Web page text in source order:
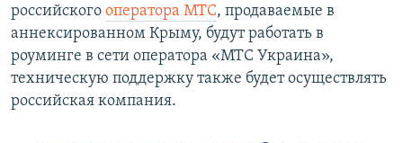
российского оператора МТС, продаваемые в
аннексированном Крыму, будут работать в
роуминге в сети оператора «МТС Украина»,
техническую поддержку также будет осуществлять
российская компания.